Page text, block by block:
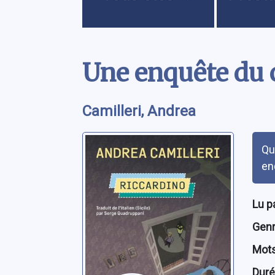
Une enquête
Camilleri, Andrea
Lu